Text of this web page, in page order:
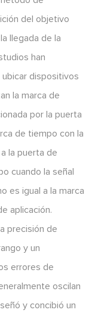
del objetivo
llegada de la
han
dispositivos
la marca de
por la puerta
de tiempo con la
la puerta de
cuando la señal
es igual a la marca
aplicación.
precisión de
y un
errores de
oscilan
y concibió un